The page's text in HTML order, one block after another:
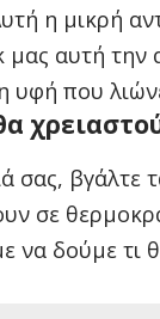
η μικρή
μας αυτή την
υφή που
σας, βγάλτε
σε
να δούμε τι